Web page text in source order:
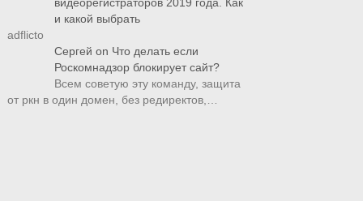
и какой выбрать
adflicto
Сергей on Что делать если
Роскомнадзор блокирует сайт?
Всем советую эту команду, защита
от ркн в один домен, без редиректов,…